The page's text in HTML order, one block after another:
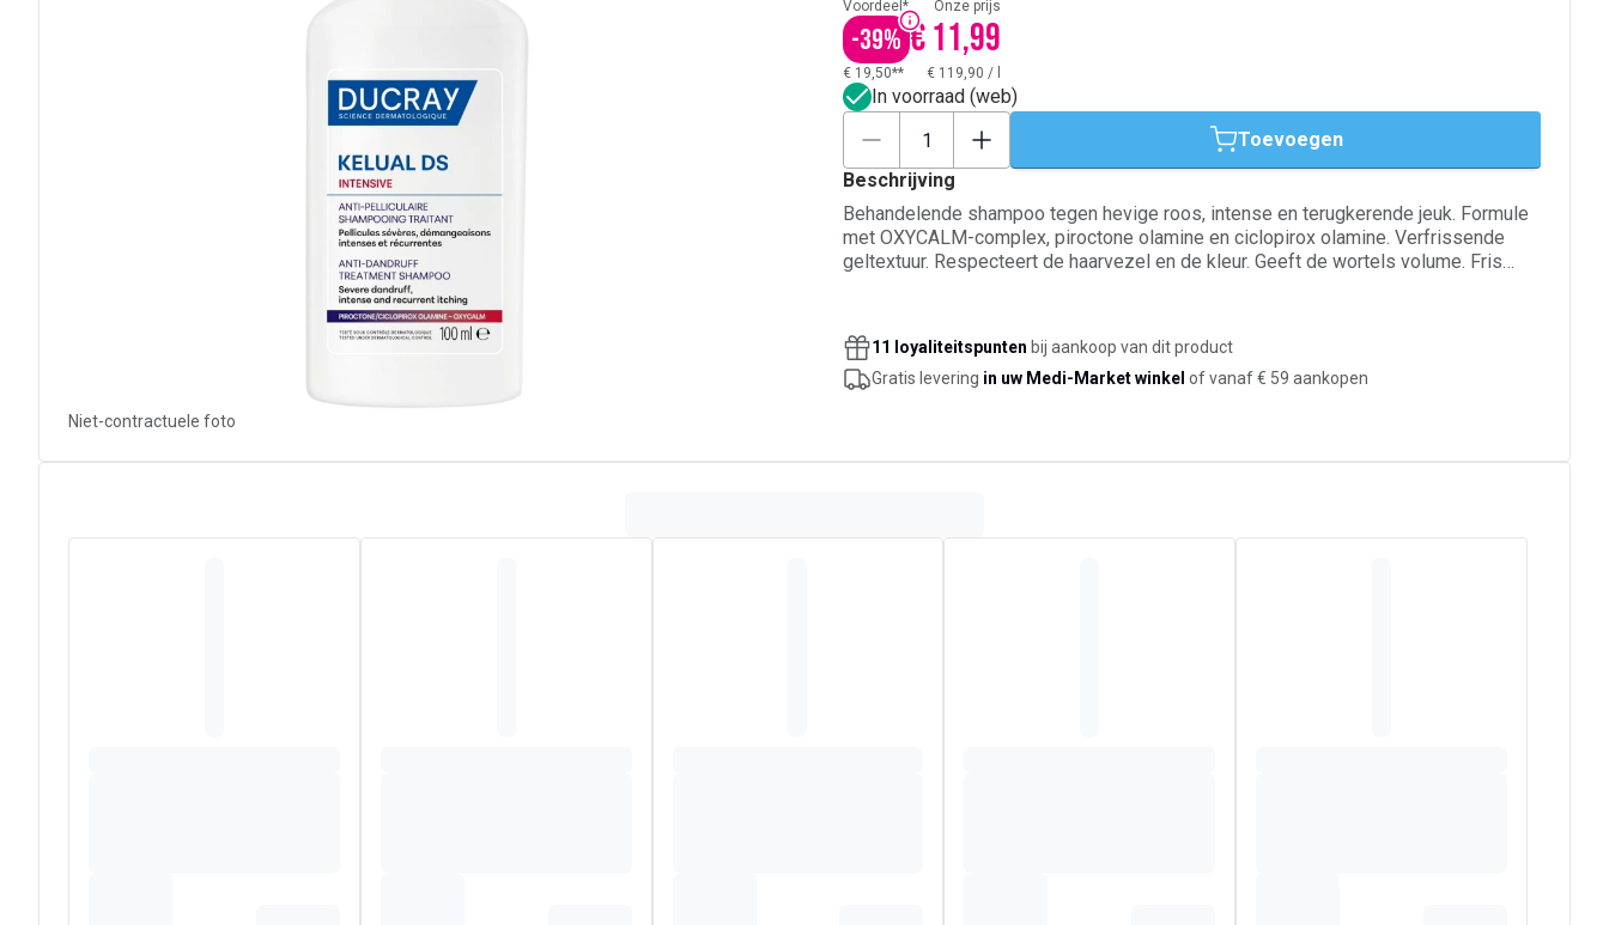
Niet-contractuele foto
Voordeel*
-39%
Onze prijs
€ 11,99
€ 19,50** € 119,90 /
In voorraad (web)
Toevoegen
Beschrijving
Behandelende shampoo tegen hevige roos, intense en terugkerende jeuk. Formule
met OXYCALM-complex, piroctone olamine en ciclopirox olamine. Verfrissende
geltextuur. Respecteert de haarvezel en de kleur. Geeft de wortels volume. Fris
11 loyaliteitspunten bij aankoop van dit product
Gratis levering in uw Medi-Market winkel of vanaf € 59 aankopen